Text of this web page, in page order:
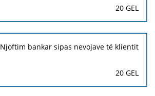
20 GEL
Njoftim bankar sipas nevojave të klientit
20 GEL